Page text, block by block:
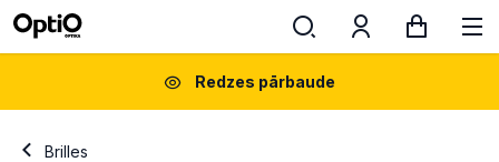
Redzes pārbaude
Brilles